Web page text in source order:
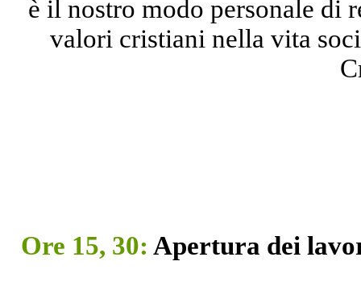
è il nostro modo personale di
valori cristiani nella vita
Ore 15, 30: Apertura dei